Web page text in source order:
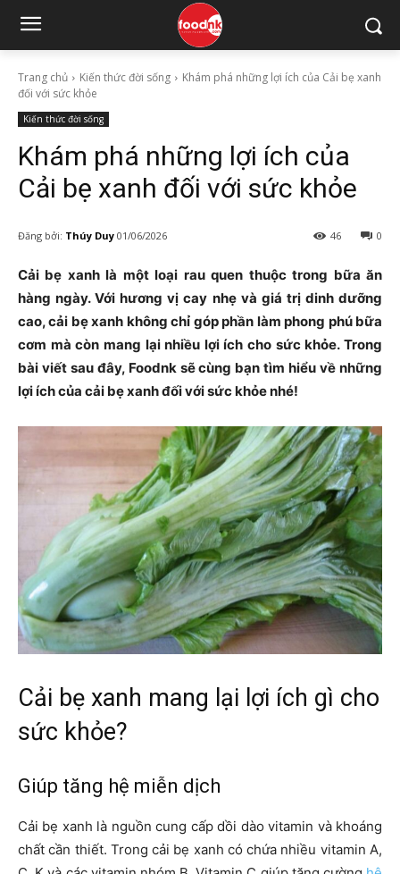
Trang chủ Kiến thức đời sống
Khám phá những lợi ích của Cải bẹ xanh
đối với sức khỏe
Kiến thức đời sống
Khám phá những lợi ích của
Cải bẹ xanh đối với sức khỏe
Đăng bởi: Thúy Duy 01/06/2026 0
46
Cải bẹ xanh là một loại rau quen thuộc trong bữa ăn
hàng ngày. Với hương vị cay nhẹ và giá trị dinh dưỡng
cao, cải bẹ xanh không chỉ góp phần làm phong phú bữa
cơm mà còn mang lại nhiều lợi ích cho sức khỏe. Trong
bài viết sau đây, Foodnk sẽ cùng bạn tìm hiểu về những
lợi ích của cải bẹ xanh đối với sức khỏe nhé!
Cải bẹ xanh mang lại lợi ích gì cho
sức khỏe?
Giúp tăng hệ miễn dịch
Cải bẹ xanh là nguồn cung cấp dồi dào vitamin và khoáng
chất cần thiết. Trong cải bẹ xanh có chứa nhiều vitamin A,